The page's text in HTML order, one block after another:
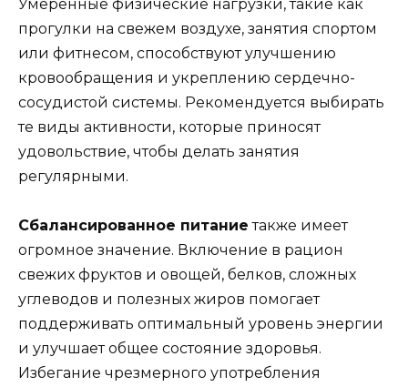
Умеренные физические нагрузки, такие как
прогулки на свежем воздухе, занятия спортом
или фитнесом, способствуют улучшению
кровообращения и укреплению сердечно-
сосудистой системы. Рекомендуется выбирать
те виды активности, которые приносят
удовольствие, чтобы делать занятия
регулярными.
Сбалансированное питание также имеет
огромное значение. Включение в рацион
свежих фруктов и овощей, белков, сложных
углеводов и полезных жиров помогает
поддерживать оптимальный уровень энергии
и улучшает общее состояние здоровья.
Избегание чрезмерного употребления